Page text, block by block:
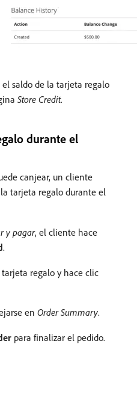
el saldo de la tarjeta regalo
Store Credit.
durante el
canjear, un cliente
tarjeta regalo durante el
y pagar, el cliente hace
.
regalo y hace clic
en Order Summary.
para finalizar el pedido.